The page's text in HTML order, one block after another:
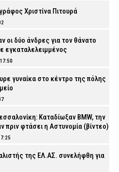
Χριστίνα Πιτουρά
οι δύο άνδρες για τον θάνατο
εγκαταλελειμμένος
γυναίκα στο κέντρο της πόλης
Καταδίωξαν BMW, την
πριν φτάσει η Αστυνομία (βίντεο)
της ΕΛ.ΑΣ. συνελήφθη για